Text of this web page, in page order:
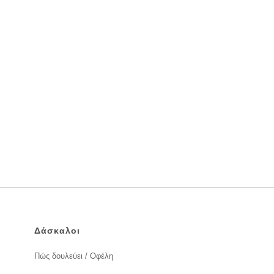
Δάσκαλοι
Πώς δουλεύει / Οφέλη